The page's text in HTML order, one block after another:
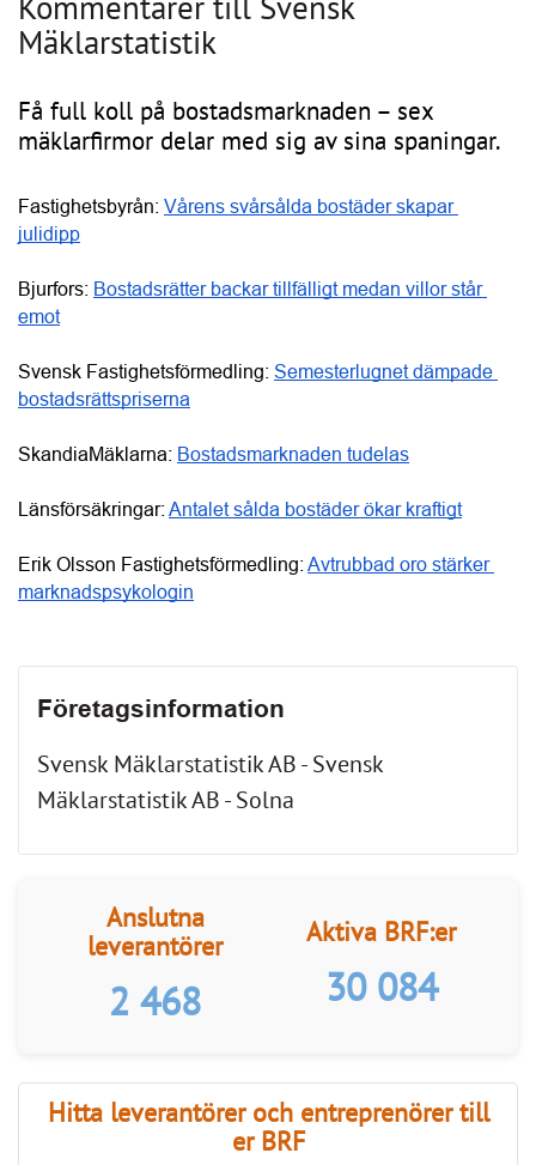
LÄS BRF-MAPPEN >>
Nyhetsbrev
Håll dig uppdaterad med de senaste